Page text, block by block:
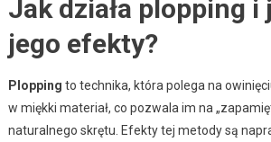
Jak działa plopping i
jego efekty?
Plopping to technika, która polega na
w miękki materiał, co pozwala im na
naturalnego skrętu. Efekty tej metody są